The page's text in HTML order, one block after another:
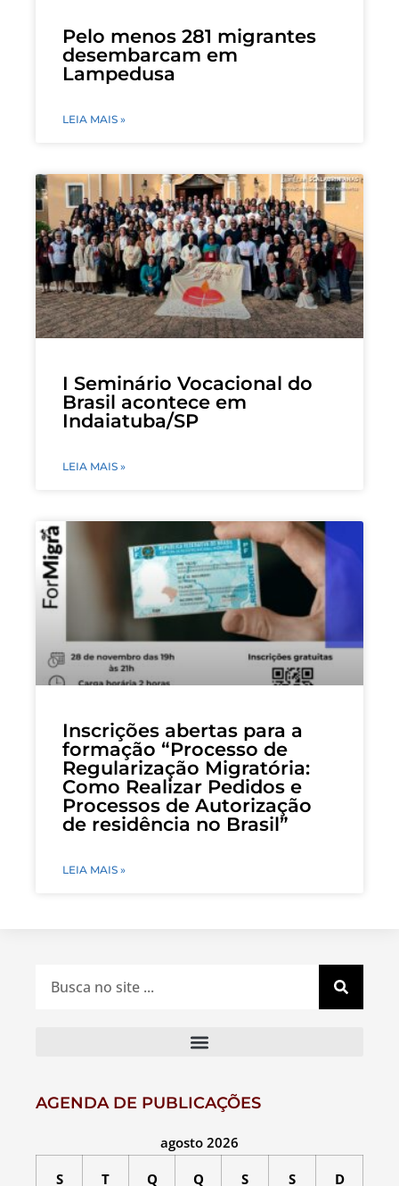
Pelo menos 281 migrantes
desembarcam em
Lampedusa
LEIA MAIS »
I Seminário Vocacional do
Brasil acontece em
Indaiatuba/SP
LEIA MAIS »
Inscrições abertas para a
formação “Processo de
Regularização Migratória:
Como Realizar Pedidos e
Processos de Autorização
de residência no Brasil”
LEIA MAIS »
AGENDA DE PUBLICAÇÕES
agosto 2026
S T Q Q S S D